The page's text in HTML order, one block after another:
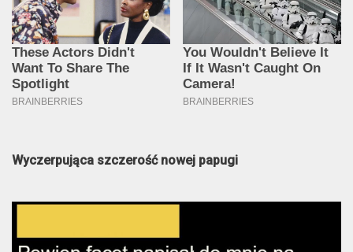
Wyczerpująca szczerość nowej papugi